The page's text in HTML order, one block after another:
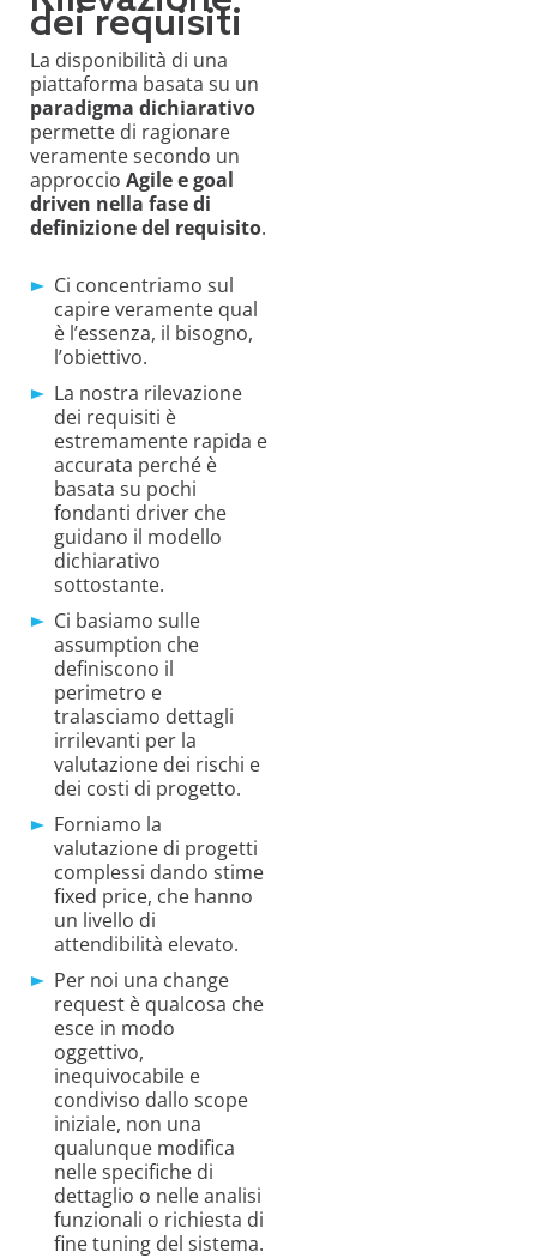
dei requisiti
La disponibilità di una
piattaforma basata su un
paradigma dichiarativo
permette di ragionare
veramente secondo un
approccio Agile e goal
driven nella fase di
definizione del requisito.
Ci concentriamo sul
capire veramente qual
è l’essenza, il bisogno,
l’obiettivo.
La nostra rilevazione
dei requisiti è
estremamente rapida e
accurata perché è
basata su pochi
fondanti driver che
guidano il modello
dichiarativo
sottostante.
Ci basiamo sulle
assumption che
definiscono il
perimetro e
tralasciamo dettagli
irrilevanti per la
valutazione dei rischi e
dei costi di progetto.
Forniamo la
valutazione di progetti
complessi dando stime
fixed price, che hanno
un livello di
attendibilità elevato.
Per noi una change
request è qualcosa che
esce in modo
oggettivo,
inequivocabile e
condiviso dallo scope
iniziale, non una
qualunque modifica
nelle specifiche di
dettaglio o nelle analisi
funzionali o richiesta di
fine tuning del sistema.